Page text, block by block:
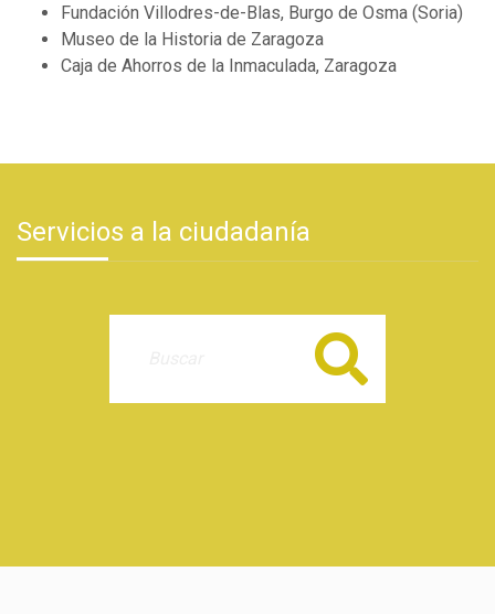
Fundación Villodres-de-Blas, Burgo de Osma (Soria)
Museo de la Historia de Zaragoza
Caja de Ahorros de la Inmaculada, Zaragoza
Servicios a la ciudadanía
Buscar